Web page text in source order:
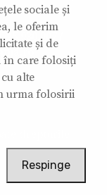
/
sociale și
le oferim
și de
care folosiți
alte
urma folosirii
Respinge